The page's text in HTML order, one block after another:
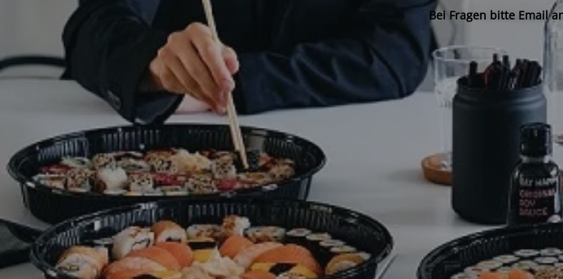
Bei Fragen bitte Email